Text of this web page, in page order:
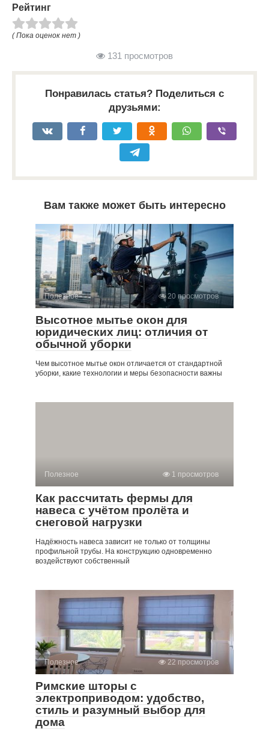
Рейтинг
( Пока оценок нет )
131 просмотров
Понравилась статья? Поделиться с
друзьями:
Вам также может быть интересно
Полезное 20 просмотров
Высотное мытье окон для
юридических лиц: отличия от
обычной уборки
Чем высотное мытье окон отличается от стандартной
уборки, какие технологии и меры безопасности важны
Полезное 1 просмотров
Как рассчитать фермы для
навеса с учётом пролёта и
снеговой нагрузки
Надёжность навеса зависит не только от толщины
профильной трубы. На конструкцию одновременно
воздействуют собственный
Полезное 22 просмотров
Римские шторы с
электроприводом: удобство,
стиль и разумный выбор для
дома